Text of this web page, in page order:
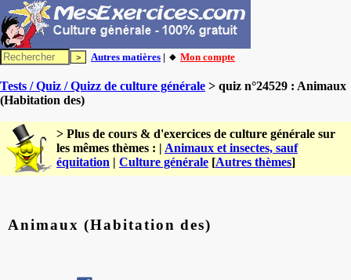
Autres matières | 🔸 Mon compte
Tests / Quiz / Quizz de culture générale > quiz n°24529 : Animaux
(Habitation des)
> Plus de cours & d'exercices de culture générale sur
les mêmes thèmes : | Animaux et insectes, sauf
équitation | Culture générale [Autres thèmes]
Animaux (Habitation des)